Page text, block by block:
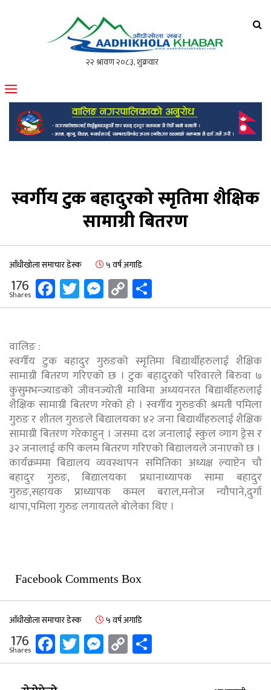
मोफसलकै लोकप्रिय अनलाइन पत्रिका
स्वर्गीय टुक बहादुरको स्मृतिमा शैक्षिक
सामाग्री बितरण
आँधीखोला समाचार डेस्क ५ वर्ष अगाडि
176
Shares Facebook
Twitter
Messenger
Copy
Link
वालिङ :
स्वर्गीय टुक बहादुर गुरुङको स्मृतिमा बिद्यार्थीहरुलाई शैक्षिक
सामाग्री बितरण गरिएको छ । टुक बहादुरको परिवारले बिरुवा ७
कुसुमभन्ज्याङको जीवनज्योती माविमा अध्ययनरत बिद्यार्थीहरुलाई
शैक्षिक सामाग्री बितरण गरेको हो । स्वर्गीय गुरुङकी श्रमती पमिला
गुरुङ र शीतल गुरुङले बिद्यालयका ४२ जना बिद्यार्थीहरुलाई शैक्षिक
सामाग्री बितरण गरेकाहुन् । जसमा दश जनालाई स्कुल व्गाग ड्रेस र
३२ जनालाई कपि कलम बितरण गरिएको बिद्यालयले जनाएको छ ।
कार्यक्रममा बिद्यालय व्यवस्थापन समितिका अध्यक्ष ल्याप्टेन चौ
बहादुर गुरुङ, बिद्यालयका प्रधानाध्यापक सामा बहादुर
गुरुङ,सहायक प्राध्यापक कमल बराल,मनोज न्यौपाने,दुर्गा
थापा,पमिला गुरुङ लगायतले बोलेका थिए ।
Facebook Comments Box
आँधीखोला समाचार डेस्क ५ वर्ष अगाडि
176
Shares Facebook
Twitter
Messenger
Copy
Link